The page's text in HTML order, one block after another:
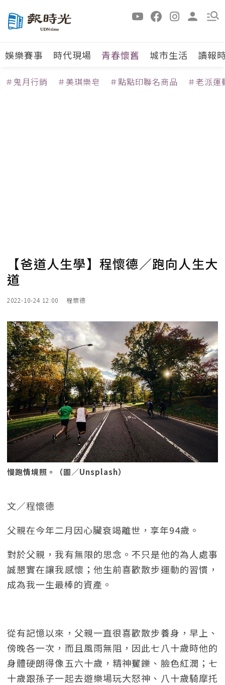
娛樂賽事 時代現場 青春懷舊 城市生活 讀報
＃鬼月行銷 ＃美琪樂皂 ＃點點印聯名商品 ＃老派運
【爸道人生學】程懷德／跑向人生大
道
2022-10-24 12:00 程懷德
慢跑情境照。（圖／Unsplash）
文／程懷德
父親在今年二月因心臟衰竭離世，享年94歲。
對於父親，我有無限的思念。不只是他的為人處事
誠懇實在讓我感懷；他生前喜歡散步運動的習慣，
成為我一生最棒的資產。
從有記憶以來，父親一直很喜歡散步養身，早上、
傍晚各一次，而且風雨無阻，因此七八十歲時他的
身體硬朗得像五六十歲，精神矍鑠、臉色紅潤；七
十歲跟孫子一起去遊樂場玩大怒神、八十歲騎摩托